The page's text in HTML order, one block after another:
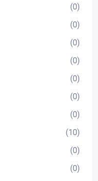
(0)
(0)
(0)
(0)
(0)
(0)
(0)
(10)
(0)
(0)